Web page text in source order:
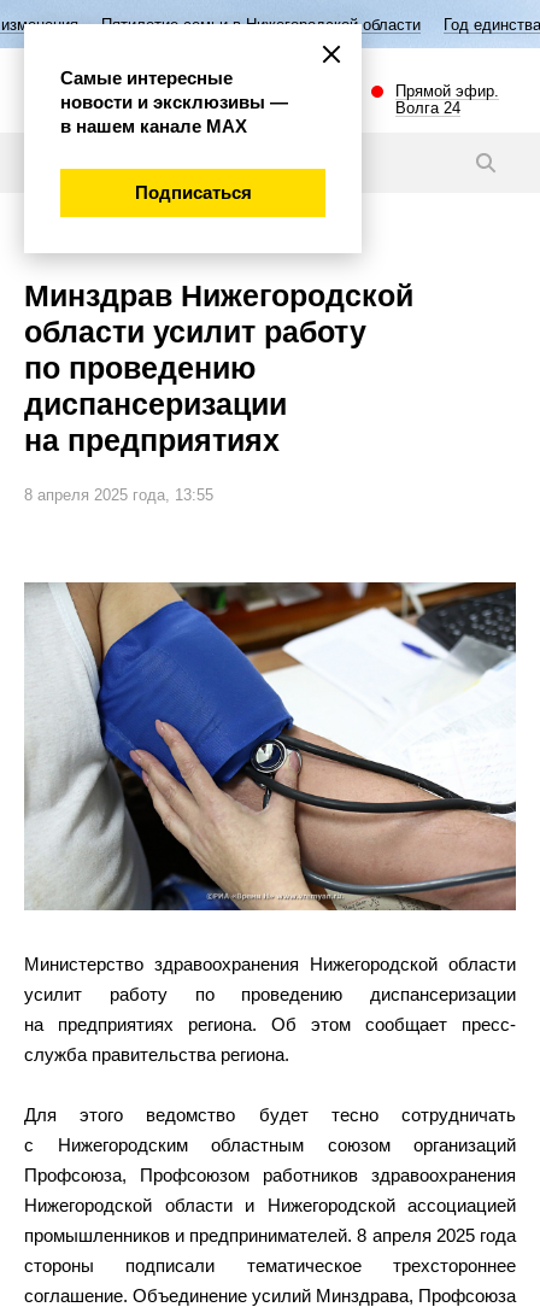
семьи в Нижегородской области Год единства народов России
Прямой эфир.
Волга 24
Минздрав Нижегородской
области усилит работу
по проведению
диспансеризации
на предприятиях
8 апреля 2025 года, 13:55
Министерство здравоохранения Нижегородской области
усилит работу по проведению диспансеризации
на предприятиях региона. Об этом сообщает пресс-
служба правительства региона.
Для этого ведомство будет тесно сотрудничать
с Нижегородским областным союзом организаций
Профсоюза, Профсоюзом работников здравоохранения
Нижегородской области и Нижегородской ассоциацией
промышленников и предпринимателей. 8 апреля 2025 года
стороны подписали тематическое трехстороннее
соглашение. Объединение усилий Минздрава, Профсоюза
Самые интересные
новости и эксклюзивы —
в нашем канале МАХ
Подписаться